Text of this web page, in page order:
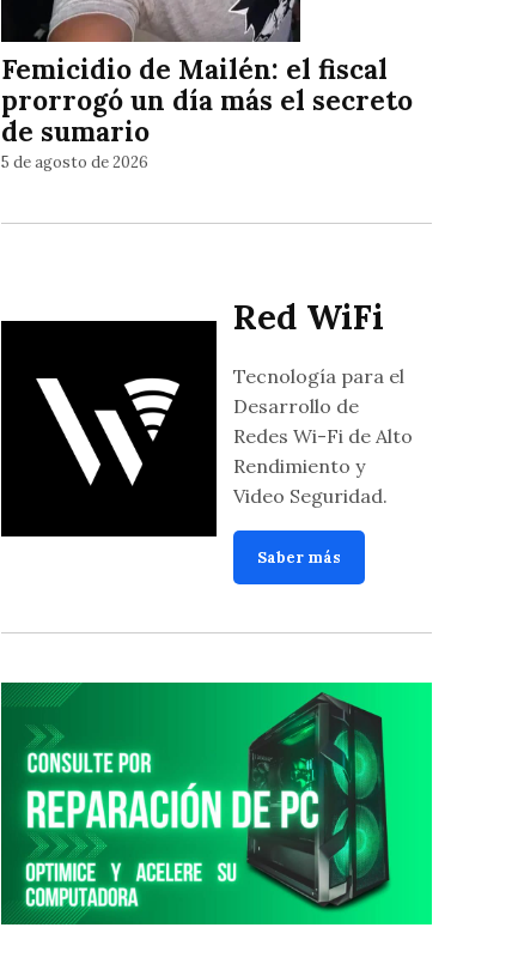
Femicidio de Mailén: el fiscal
prorrogó un día más el secreto
de sumario
5 de agosto de 2026
Red WiFi
Tecnología para el
Desarrollo de
Redes Wi-Fi de Alto
Rendimiento y
Video Seguridad.
Saber más